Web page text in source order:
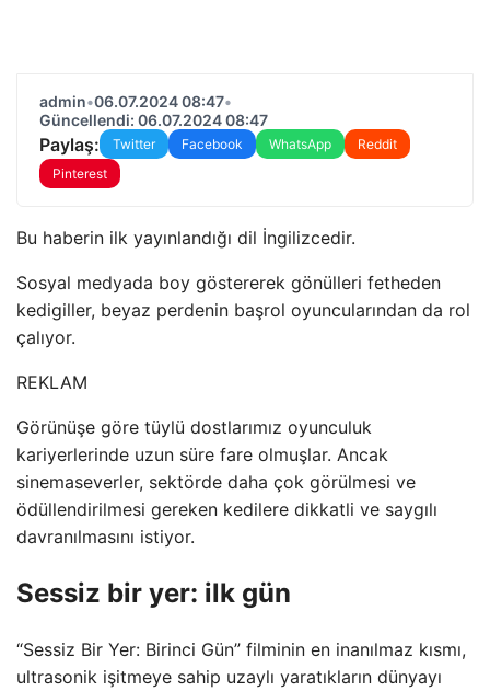
admin•06.07.2024 08:47•
Güncellendi: 06.07.2024 08:47
Paylaş: Twitter Facebook WhatsApp
Reddit
Pinterest
Bu haberin ilk yayınlandığı dil İngilizcedir.
Sosyal medyada boy göstererek gönülleri fetheden
kedigiller, beyaz perdenin başrol oyuncularından da rol
çalıyor.
REKLAM
Görünüşe göre tüylü dostlarımız oyunculuk
kariyerlerinde uzun süre fare olmuşlar. Ancak
sinemaseverler, sektörde daha çok görülmesi ve
ödüllendirilmesi gereken kedilere dikkatli ve saygılı
davranılmasını istiyor.
Sessiz bir yer: ilk gün
“Sessiz Bir Yer: Birinci Gün” filminin en inanılmaz kısmı,
ultrasonik işitmeye sahip uzaylı yaratıkların dünyayı